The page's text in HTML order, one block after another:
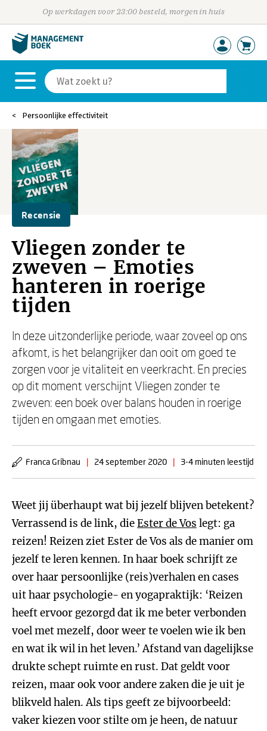
Op werkdagen voor 23:00 besteld, morgen in huis
Persoonlijke effectiviteit
Recensie
Vliegen zonder te
zweven – Emoties
hanteren in roerige
tijden
In deze uitzonderlijke periode, waar zoveel op ons
afkomt, is het belangrijker dan ooit om goed te
zorgen voor je vitaliteit en veerkracht. En precies
op dit moment verschijnt Vliegen zonder te
zweven: een boek over balans houden in roerige
tijden en omgaan met emoties.
Franca Gribnau | 24 september 2020 | 3-4 minuten leestijd
Weet jij überhaupt wat bij jezelf blijven betekent?
Verrassend is de link, dieEster de Vos legt: ga
reizen! Reizen ziet Ester de Vos als de manier om
jezelf te leren kennen. In haar boek schrijft ze
over haar persoonlijke (reis)verhalen en cases
uit haar psychologie- en yogapraktijk: ‘Reizen
heeft ervoor gezorgd dat ik me beter verbonden
voel met mezelf, door weer te voelen wie ik ben
en wat ik wil in het leven.’ Afstand van dagelijkse
drukte schept ruimte en rust. Dat geldt voor
reizen, maar ook voor andere zaken die je uit je
blikveld halen. Als tips geeft ze bijvoorbeeld:
vaker kiezen voor stilte om je heen, de natuur